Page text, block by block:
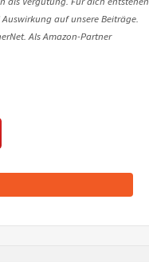
auf unsere Beiträge.
Als Amazon-Partner